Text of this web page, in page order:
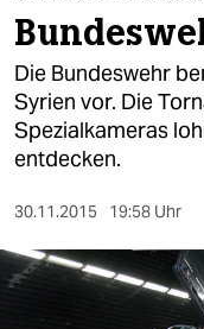
politik
öko
gesellschaft
kultur
sport
berlin
Die Bundeswehr
Syrien vor. Die
Spezialkameras
entdecken.
30.11.2015 19:58 Uhr